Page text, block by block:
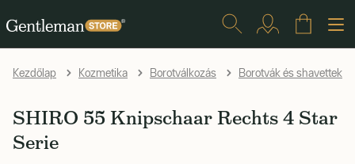
Kezdőlap Kozmetika Borotválkozás Borotvák és shavettek
SHIRO 55 Knipschaar Rechts 4 Star
Serie